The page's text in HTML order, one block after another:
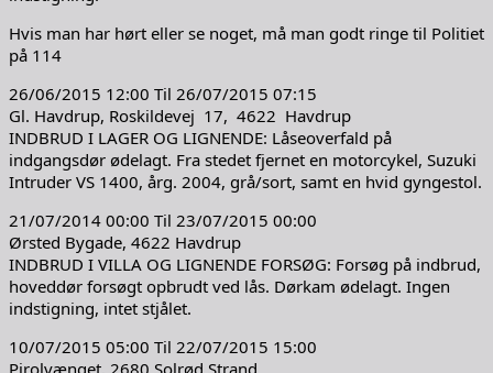
Hvis man har hørt eller se noget, må man godt ringe til Politiet
på 114
26/06/2015 12:00 Til 26/07/2015 07:15
Gl. Havdrup, Roskildevej 17, 4622 Havdrup
INDBRUD I LAGER OG LIGNENDE: Låseoverfald på
indgangsdør ødelagt. Fra stedet fjernet en motorcykel, Suzuki
Intruder VS 1400, årg. 2004, grå/sort, samt en hvid gyngestol.
21/07/2014 00:00 Til 23/07/2015 00:00
Ørsted Bygade, 4622 Havdrup
INDBRUD I VILLA OG LIGNENDE FORSØG: Forsøg på indbrud,
hoveddør forsøgt opbrudt ved lås. Dørkam ødelagt. Ingen
indstigning, intet stjålet.
10/07/2015 05:00 Til 22/07/2015 15:00